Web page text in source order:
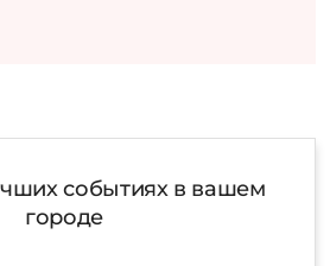
событиях в вашем
городе